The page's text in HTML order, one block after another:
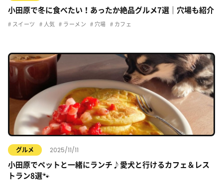
小田原で冬に食べたい！あったか絶品グルメ7選｜穴場も紹介
スイーツ 人気 ラーメン 穴場 カフェ
グルメ 2025/11/11
小田原でペットと一緒にランチ♪愛犬と行けるカフェ＆レス
トラン8選🐾